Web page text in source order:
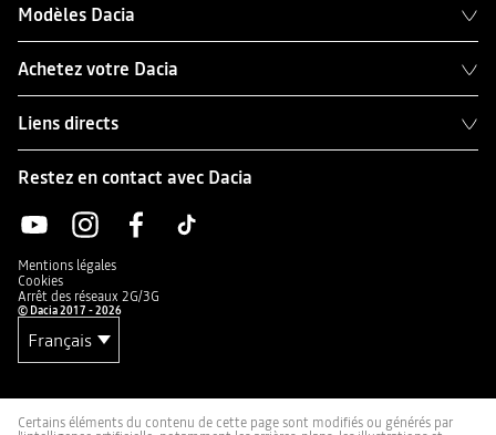
Modèles Dacia
Achetez votre Dacia
Liens directs
Restez en contact avec Dacia
Mentions légales
Cookies
Arrêt des réseaux 2G/3G
© Dacia 2017 - 2026
Certains éléments du contenu de cette page sont modifiés ou générés par